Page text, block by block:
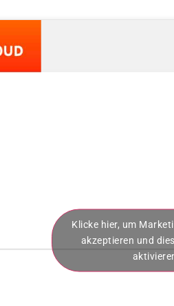
Klicke hier, um
akzeptieren und